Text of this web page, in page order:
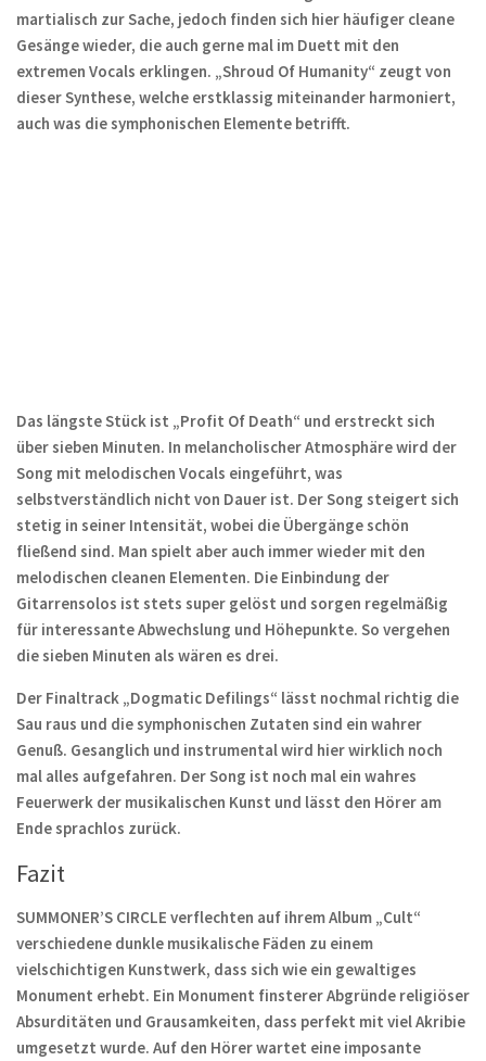
martialisch zur Sache, jedoch finden sich hier häufiger cleane
Gesänge wieder, die auch gerne mal im Duett mit den
extremen Vocals erklingen. „Shroud Of Humanity“ zeugt von
dieser Synthese, welche erstklassig miteinander harmoniert,
auch was die symphonischen Elemente betrifft.
Das längste Stück ist „Profit Of Death“ und erstreckt sich
über sieben Minuten. In melancholischer Atmosphäre wird der
Song mit melodischen Vocals eingeführt, was
selbstverständlich nicht von Dauer ist. Der Song steigert sich
stetig in seiner Intensität, wobei die Übergänge schön
fließend sind. Man spielt aber auch immer wieder mit den
melodischen cleanen Elementen. Die Einbindung der
Gitarrensolos ist stets super gelöst und sorgen regelmäßig
für interessante Abwechslung und Höhepunkte. So vergehen
die sieben Minuten als wären es drei.
Der Finaltrack „Dogmatic Defilings“ lässt nochmal richtig die
Sau raus und die symphonischen Zutaten sind ein wahrer
Genuß. Gesanglich und instrumental wird hier wirklich noch
mal alles aufgefahren. Der Song ist noch mal ein wahres
Feuerwerk der musikalischen Kunst und lässt den Hörer am
Ende sprachlos zurück.
Fazit
SUMMONER’S CIRCLE verflechten auf ihrem Album „Cult“
verschiedene dunkle musikalische Fäden zu einem
vielschichtigen Kunstwerk, dass sich wie ein gewaltiges
Monument erhebt. Ein Monument finsterer Abgründe religiöser
Absurditäten und Grausamkeiten, dass perfekt mit viel Akribie
umgesetzt wurde. Auf den Hörer wartet eine imposante